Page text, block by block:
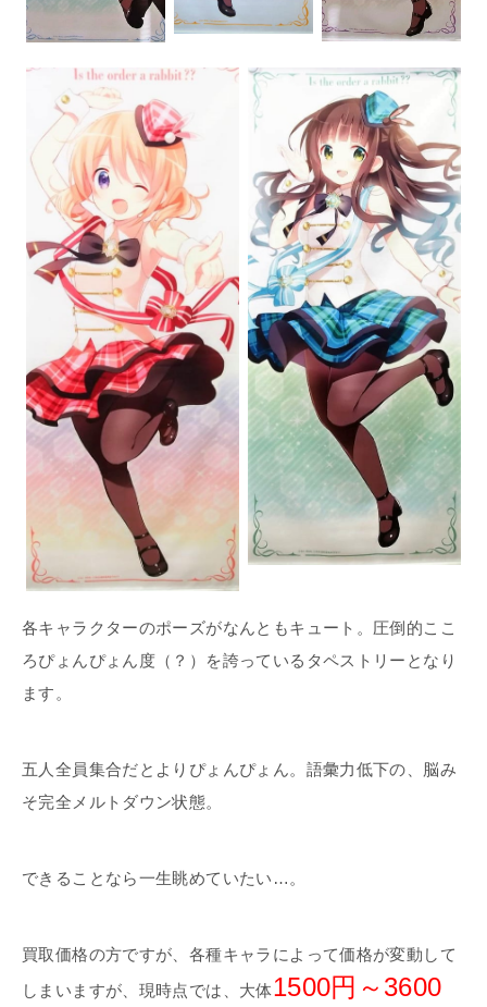
各キャラクターのポーズがなんともキュート。圧倒的ここ
ろぴょんぴょん度（？）を誇っているタペストリーとなり
ます。
五人全員集合だとよりぴょんぴょん。語彙力低下の、脳み
そ完全メルトダウン状態。
できることなら一生眺めていたい…。
買取価格の方ですが、各種キャラによって価格が変動して
しまいますが、現時点では、大体1500円～3600